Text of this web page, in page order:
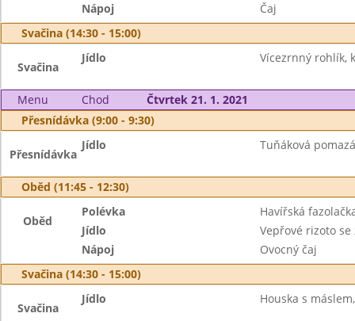
Nápoj
Čaj
Svačina (14:30 - 15:00)
Svačina
Jídlo Vícezrnný rohlík,
Menu Chod
Čtvrtek 21. 1. 2021
Přesnídávka (9:00 - 9:30)
Přesnídávka
Jídlo Tuňáková
Oběd (11:45 - 12:30)
Oběd
Polévka
Havířská
Jídlo
Vepřové rizoto
Nápoj
Ovocný čaj
Svačina (14:30 - 15:00)
Svačina
Jídlo Houska s